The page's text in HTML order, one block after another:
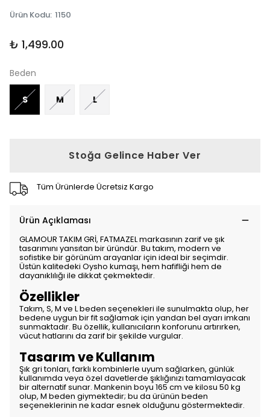
Ürün Kodu: 1150
₺ 1,499.00
Beden
S M L
Stoğa Gelince Haber Ver
Tüm Ürünlerde Ücretsiz Kargo
Ürün Açıklaması
GLAMOUR TAKIM GRİ, FATMAZEL markasının zarif ve şık
tasarımını yansıtan bir üründür. Bu takım, modern ve
sofistike bir görünüm arayanlar için ideal bir seçimdir.
Üstün kalitedeki Oysho kumaşı, hem hafifliği hem de
dayanıklılığı ile dikkat çekmektedir.
Özellikler
Takım, S, M ve L beden seçenekleri ile sunulmakta olup, her
bedene uygun bir fit sağlamak için yandan bel ayarı imkanı
sunmaktadır. Bu özellik, kullanıcıların konforunu artırırken,
vücut hatlarını da zarif bir şekilde vurgular.
Tasarım ve Kullanım
Şık gri tonları, farklı kombinlerle uyum sağlarken, günlük
kullanımda veya özel davetlerde şıklığınızı tamamlayacak
bir alternatif sunar. Mankenin boyu 165 cm ve kilosu 50 kg
olup, M beden giymektedir; bu da ürünün beden
seçeneklerinin ne kadar esnek olduğunu göstermektedir.